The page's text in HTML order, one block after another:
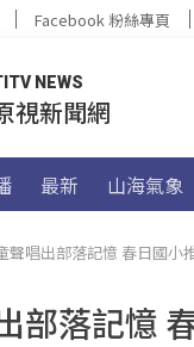
Facebook 粉絲專頁
NEWS
視新聞網
最新 山海氣象
聲唱出部落記憶 春日國小
部落記憶